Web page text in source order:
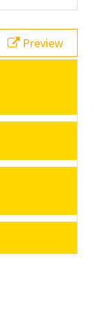
Preview